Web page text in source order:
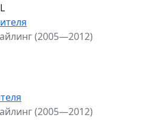
(2005—2012)
(2005—2012)